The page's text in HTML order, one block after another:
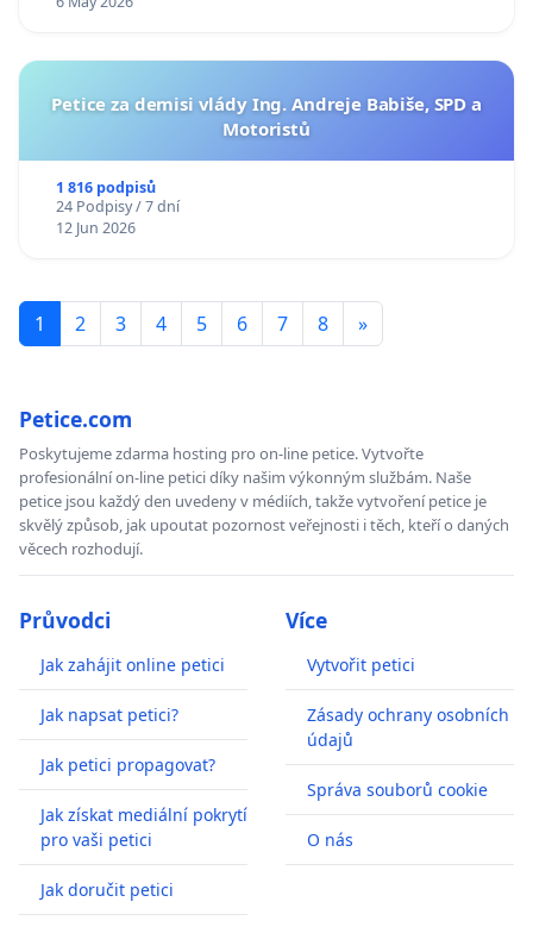
Petice za demisi vlády Ing. Andreje Babiše, SPD a
Motoristů
1 816 podpisů
24 Podpisy / 7 dní
12 Jun 2026
1 2 3 4 5 6 7 8 »
Petice.com
Poskytujeme zdarma hosting pro on-line petice. Vytvořte
profesionální on-line petici díky našim výkonným službám. Naše
petice jsou každý den uvedeny v médiích, takže vytvoření petice je
skvělý způsob, jak upoutat pozornost veřejnosti i těch, kteří o daných
věcech rozhodují.
Průvodci
Jak zahájit online petici
Jak napsat petici?
Jak petici propagovat?
Jak získat mediální pokrytí
pro vaši petici
Jak doručit petici
Více
Vytvořit petici
Zásady ochrany osobních
údajů
Správa souborů cookie
O nás